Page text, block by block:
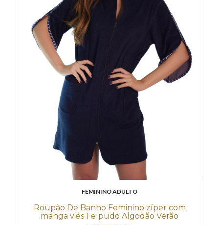
FEMININO ADULTO
Roupão De Banho Feminino zíper com
manga viés Felpudo Algodão Verão